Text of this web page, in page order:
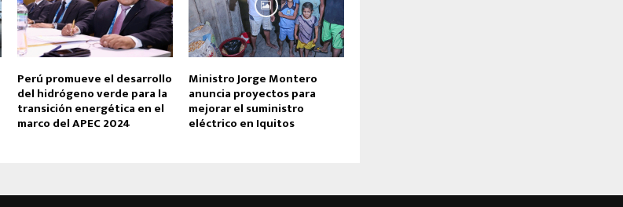
Perú promueve el desarrollo
del hidrógeno verde para la
transición energética en el
marco del APEC 2024
Ministro Jorge Montero
anuncia proyectos para
mejorar el suministro
eléctrico en Iquitos